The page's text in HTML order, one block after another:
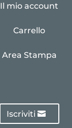
Il mio account
Carrello
Area Stampa
Iscriviti